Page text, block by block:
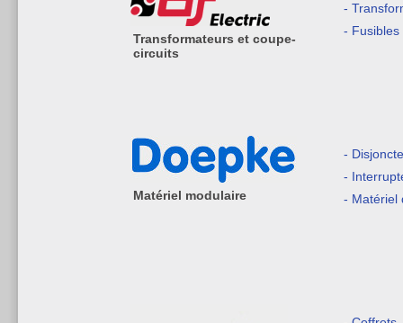
Transformateurs et coupe-
circuits
-
- Fusibles
Matériel modulaire
-
-
- Matériel